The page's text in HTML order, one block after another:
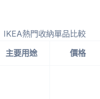
IKEA熱門收納單品比較
主要用途 價格